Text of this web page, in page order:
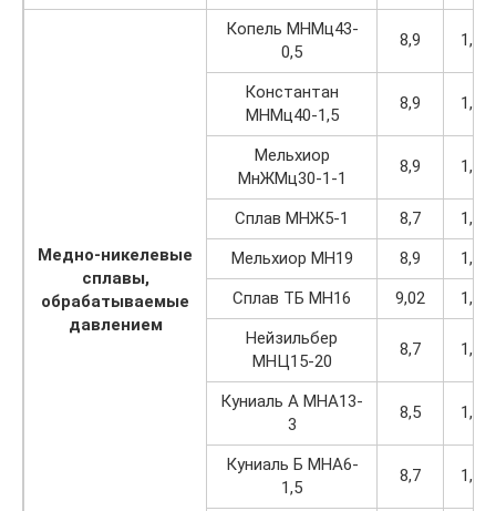
Медно-никелевые
сплавы,
обрабатываемые
давлением
Копель МНМц43-
0,5
8,9 1,13
Константан
МНМц40-1,5
8,9 1,13
Мельхиор
МнЖМц30-1-1
8,9 1,13
Сплав МНЖ5-1 8,7
1,11
Мельхиор МН19
8,9
1,13
Сплав ТБ МН16
9,02
1,15
Нейзильбер
МНЦ15-20
8,7 1,11
Куниаль А МНА13-
3
8,5 1,08
Куниаль Б МНА6-
1,5
8,7 1,11